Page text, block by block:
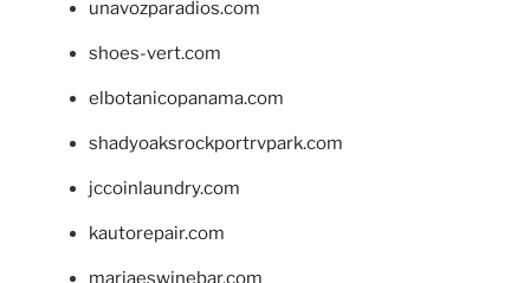
unavozparadios.com
shoes-vert.com
elbotanicopanama.com
shadyoaksrockportrvpark.com
jccoinlaundry.com
kautorepair.com
marjaeswinebar.com